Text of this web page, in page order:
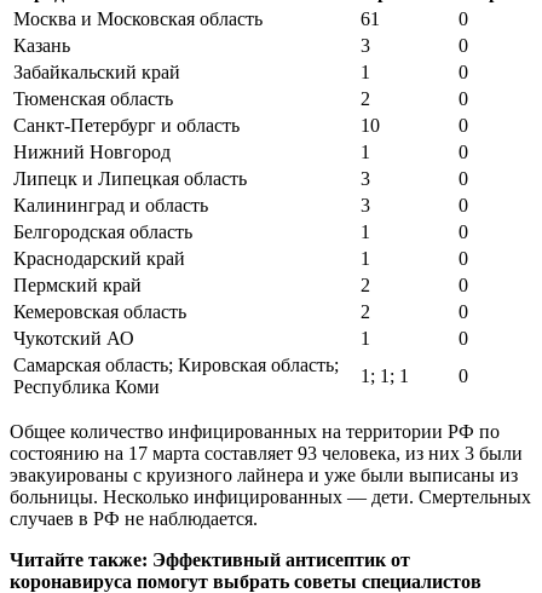
Москва и Московская область
61
0
Казань
3
0
Забайкальский край
1
0
Тюменская область
2
0
Санкт-Петербург и область
10
0
Нижний Новгород
1
0
Липецк и Липецкая область
3
0
Калининград и область
3
0
Белгородская область
1
0
Краснодарский край
1
0
Пермский край
2
0
Кемеровская область
2
0
Чукотский АО
1
0
Самарская область; Кировская область;
Республика Коми
1; 1; 1 0
Общее количество инфицированных на территории РФ по
состоянию на 17 марта составляет 93 человека, из них 3 были
эвакуированы с круизного лайнера и уже были выписаны из
больницы. Несколько инфицированных — дети. Смертельных
случаев в РФ не наблюдается.
Читайте также: Эффективный антисептик от
коронавируса помогут выбрать советы специалистов